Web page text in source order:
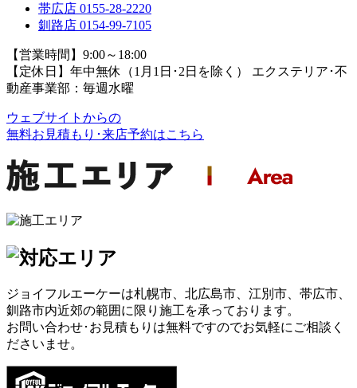
帯広店 0155-28-2220
釧路店 0154-99-7105
【営業時間】9:00～18:00
【定休日】年中無休（1月1日･2日を除く） エクステリア･不
動産事業部：毎週水曜
ウェブサイトからの
無料お見積もり･来店予約はこちら
ジョイフルエーケーは札幌市、北広島市、江別市、帯広市、
釧路市内近郊の範囲に限り施工を承っております。
お問い合わせ･お見積もりは無料ですのでお気軽にご相談く
ださいませ。